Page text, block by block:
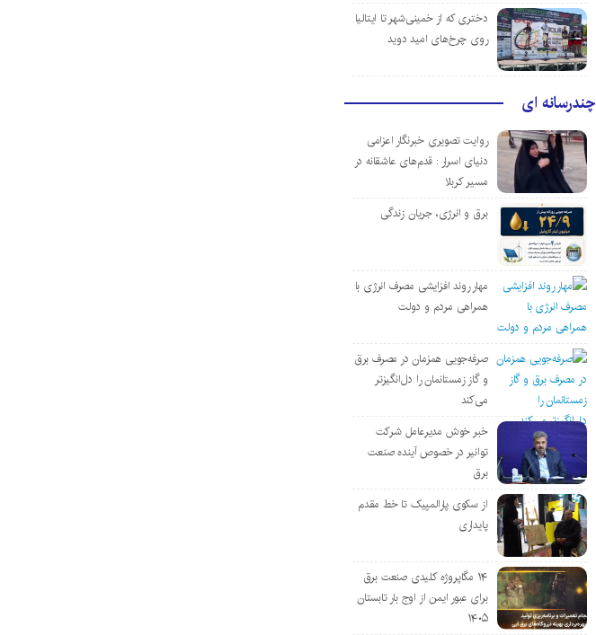
دختری که از خمینی‌شهر تا ایتالیا
روی چرخ‌های امید دوید
چندرسانه ای
روایت تصویری خبرنگار اعزامی
دنیای اسرار : قدم‌های عاشقانه در
مسیر کربلا
برق و انرژی، جریان زندگی
مهار روند افزایشی مصرف انرژی با
همراهی مردم و دولت
صرفه‌جویی همزمان در مصرف برق
و گاز زمستانمان را دل‌انگیزتر
می‌کند
خبر خوش مدیرعامل شرکت
توانیر در خصوص آینده صنعت
برق
از سکوی پارالمپیک تا خط مقدم
پایداری
۱۴ مگاپروژه‌ کلیدی صنعت برق
برای عبور ایمن از اوج بار تابستان
۱۴۰۵